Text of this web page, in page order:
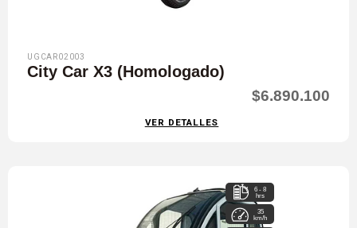
UGCAR02003
City Car X3 (Homologado)
$6.890.100
VER DETALLES
6 - 8
hrs
35
km/h